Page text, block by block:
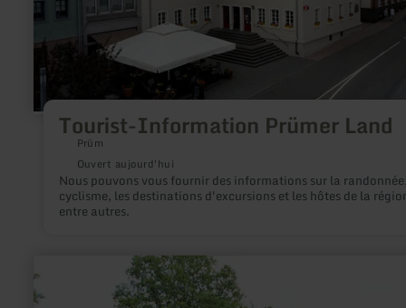
Tourist-Information Prümer Land
Prüm
Ouvert aujourd'hui
Nous pouvons vous fournir des informations sur la
cyclisme, les destinations d'excursions et les hôtes de la
entre autres.
savoir
plus
sur